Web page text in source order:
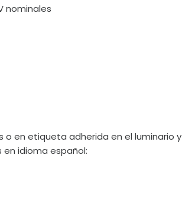
nominales
o en etiqueta adherida en el luminario y
idioma español: